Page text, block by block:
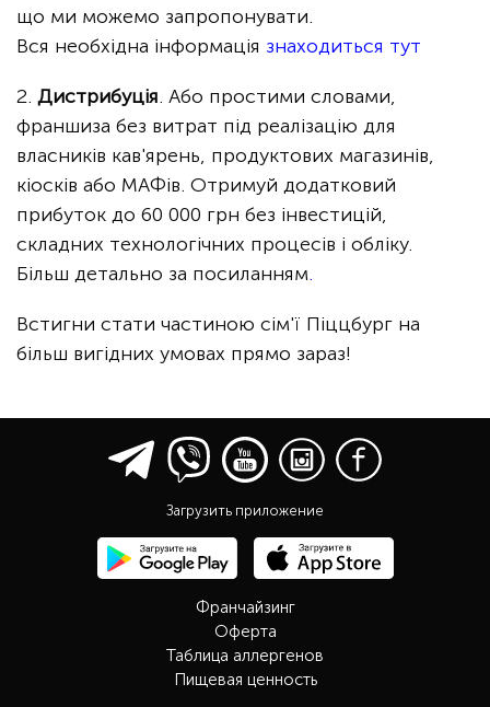
що ми можемо запропонувати.
Вся необхідна інформація знаходиться тут
2. Дистрибуція. Або простими словами,
франшиза без витрат під реалізацію для
власників кав'ярень, продуктових магазинів,
кіосків або МАФів. Отримуй додатковий
прибуток до 60 000 грн без інвестицій,
складних технологічних процесів і обліку.
Більш детально за посиланням.
Встигни стати частиною сім'ї Піццбург на
більш вигідних умовах прямо зараз!
Загрузить приложение
Франчайзинг
Оферта
Таблица аллергенов
Пищевая ценность